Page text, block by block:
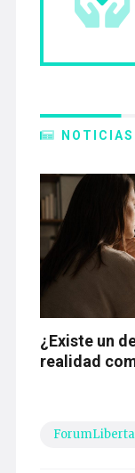
¿Existe un
realidad